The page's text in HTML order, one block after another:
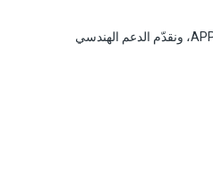
شركة ForeverPure موزّع معتمد لمضخات Danfoss عالية الضغط. نحتفظ بمخزون كامل من خط APP، ونقدّم الدعم الهندسي